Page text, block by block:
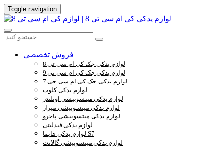
Toggle navigation
فروش تخصصی
لوازم یدکی جک کی ام سی تی 8
لوازم یدکی جک کی ام سی تی 9
لوازم یدکی جک کی ام سی جی 7
لوازم یدکی کلوت
لوازم یدکی میتسوبیشی اوتلندر
لوازم یدکی میتسوبیشی میراژ
لوازم یدکی میتسوبیشی پاجرو
لوازم یدکی فیدلیتی
لوازم یدکی هایما S7
لوازم یدکی میتسوبیشی گالانت